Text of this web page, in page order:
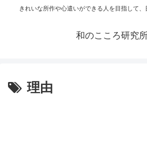
きれいな所作や心遣いができる人を目指して、
和のこころ研究
理由